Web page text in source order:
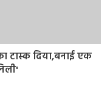
टास्क दिया,बनाई एक